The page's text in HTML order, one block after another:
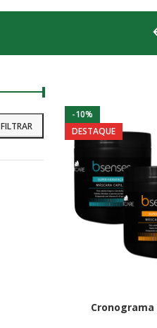
FILTRAR
-10%
DESTAQUE
Cronograma